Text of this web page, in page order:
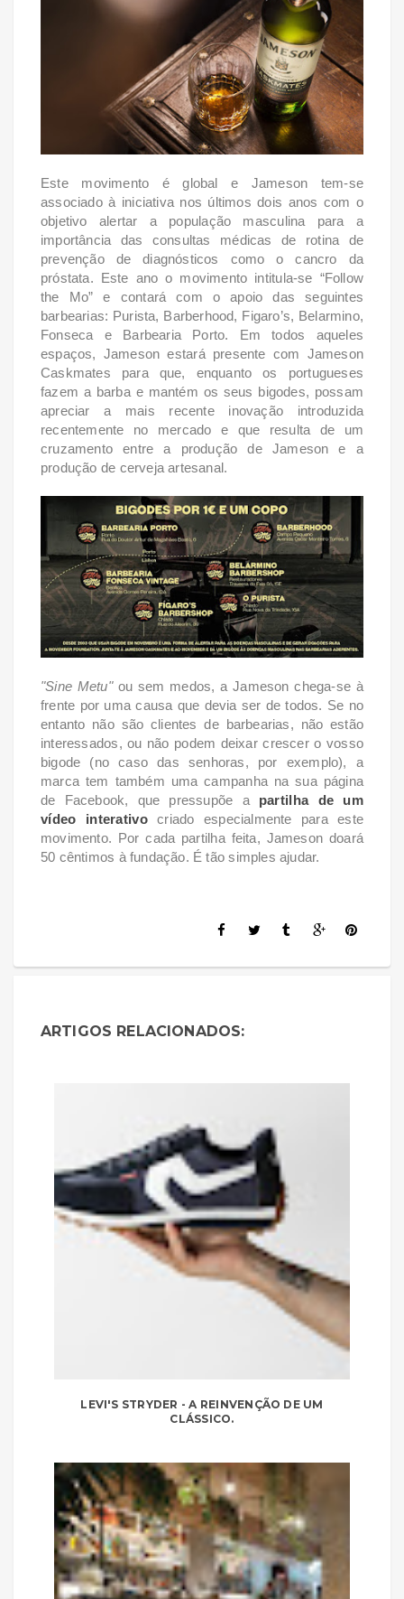
Este movimento é global e Jameson tem-se
associado à iniciativa nos últimos dois anos com o
objetivo alertar a população masculina para a
importância das consultas médicas de rotina de
prevenção de diagnósticos como o cancro da
próstata. Este ano o movimento intitula-se “Follow
the Mo” e contará com o apoio das seguintes
barbearias: Purista, Barberhood, Figaro’s, Belarmino,
Fonseca e Barbearia Porto. Em todos aqueles
espaços, Jameson estará presente com Jameson
Caskmates para que, enquanto os portugueses
fazem a barba e mantém os seus bigodes, possam
apreciar a mais recente inovação introduzida
recentemente no mercado e que resulta de um
cruzamento entre a produção de Jameson e a
produção de cerveja artesanal.
"Sine Metu"ou sem medos, a Jameson chega-se à
frente por uma causa que devia ser de todos. Se no
entanto não são clientes de barbearias, não estão
interessados, ou não podem deixar crescer o vosso
bigode (no caso das senhoras, por exemplo), a
marca tem também uma campanha na sua página
de Facebook, que pressupõe a partilha de um
vídeo interativocriado especialmente para este
movimento. Por cada partilha feita, Jameson doará
50 cêntimos à fundação. É tão simples ajudar.
ARTIGOS RELACIONADOS:
LEVI'S STRYDER - A REINVENÇÃO DE UM
CLÁSSICO.